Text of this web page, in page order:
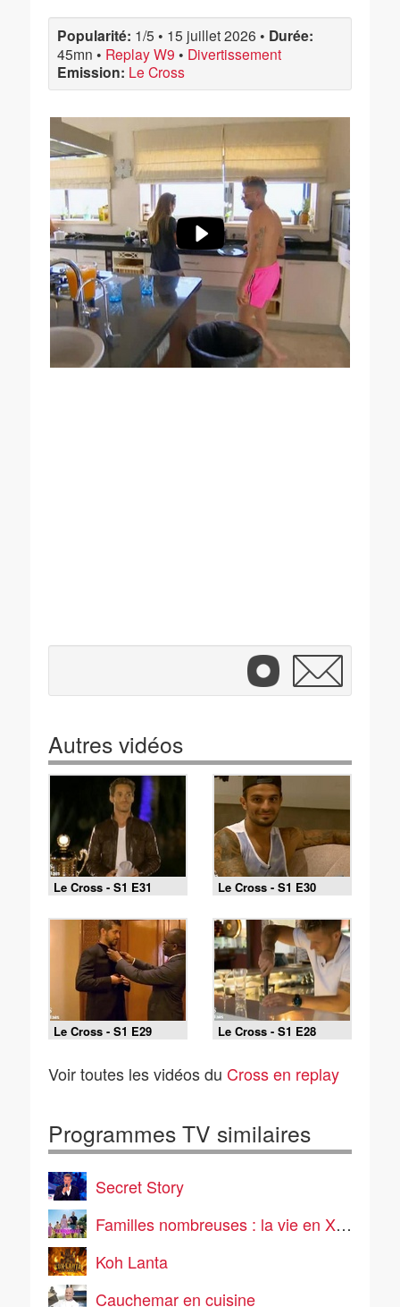
Popularité: 1/5 • 15 juillet 2026 • Durée:
45mn • Replay W9 • Divertissement
Emission: Le Cross
Autres vidéos
Le Cross - S1 E31 Le Cross - S1 E30
Le Cross - S1 E29 Le Cross - S1 E28
Voir toutes les vidéos du Cross en replay
Programmes TV similaires
Secret Story
Familles nombreuses : la vie en XXL
Koh Lanta
Cauchemar en cuisine